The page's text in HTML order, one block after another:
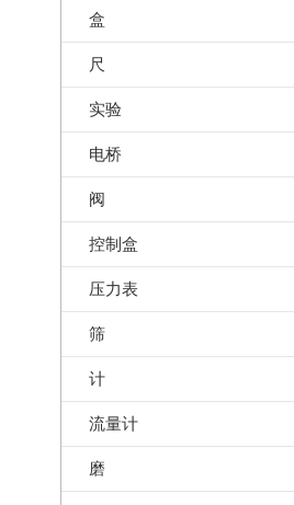
盒
尺
实验
电桥
阀
控制盒
压力表
筛
计
流量计
磨